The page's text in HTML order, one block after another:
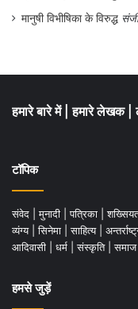
मानुषी विभीषिका के विरुद्ध
हमारे बारे में हमारे लेखक
टॉपिक
संवेद मुनादी पत्रिका
व्यंग्य
सिनेमा साहित्य
आदिवासी
धर्म संस्कृति समाज
हमसे जुड़ें